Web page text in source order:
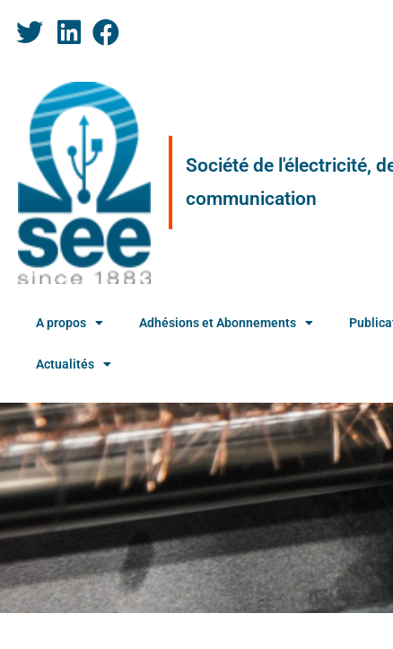
Société de l'électricité,
communication
A propos Adhésions et Abonnements
Actualités